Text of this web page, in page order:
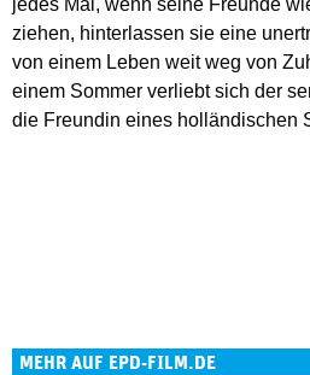
jedes Mal, wenn seine Freunde
ziehen, hinterlassen sie eine
von einem Leben weit weg von
einem Sommer verliebt sich der
die Freundin eines holländischen
MEHR AUF EPD-FILM.DE